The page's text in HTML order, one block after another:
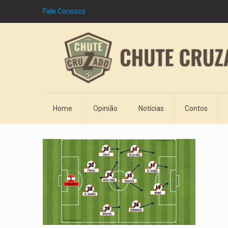
Fale Conosco
Home Opinião Notícias Contos